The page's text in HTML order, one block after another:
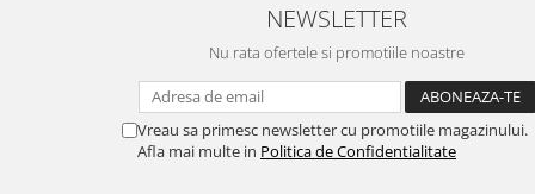
NEWSLETTER
Nu rata ofertele si promotiile noastre
Vreau sa primesc newsletter cu promotiile magazinului.
Afla mai multe in Politica de Confidentialitate